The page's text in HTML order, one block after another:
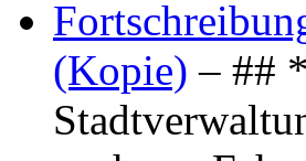
(Kopie) – ##